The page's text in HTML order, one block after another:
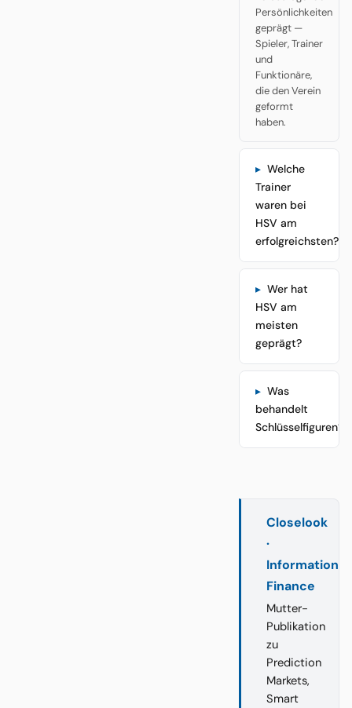
Persönlichkeiten
geprägt —
Spieler, Trainer
und
Funktionäre,
die den Verein
geformt
haben.
Welche
Trainer
waren bei
HSV am
erfolgreichsten?
Wer hat
HSV am
meisten
geprägt?
Was
behandelt
Schlüsselfiguren?
Closelook
·
Information
Finance
Mutter-
Publikation
zu
Prediction
Markets,
Smart